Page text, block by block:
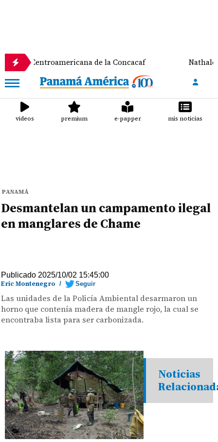
de la Concacaf Nathalee Aranda
videos premium e-papper mis noticias
PANAMÁ
Desmantelan un campamento ilegal
en manglares de Chame
Publicado 2025/10/02 15:45:00
Eric Montenegro / Seguir
Las unidades de la Policía Ambiental desarmaron un
horno que contenía madera de mangle rojo, la cual se
encontraba lista para ser carbonizada.
Noticias